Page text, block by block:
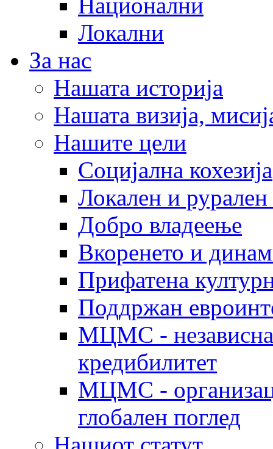
Локални
За нас
Нашата историја
Нашата визија,
Нашите цели
Социјална кохезија
Локален и рурален
Добро владеење
Вкоренето и
Прифатена
Поддржан
МЦМС - независна
кредибилитет
МЦМС -
глобален поглед